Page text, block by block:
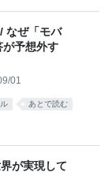
なぜ「モバ
予想外す
01
あとで読む
が実現して